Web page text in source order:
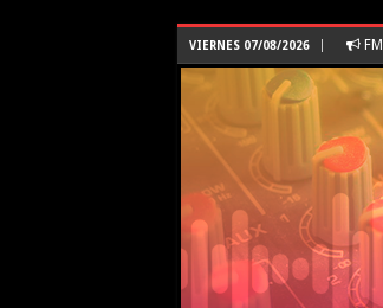
VIERNES 07/08/2026 FM